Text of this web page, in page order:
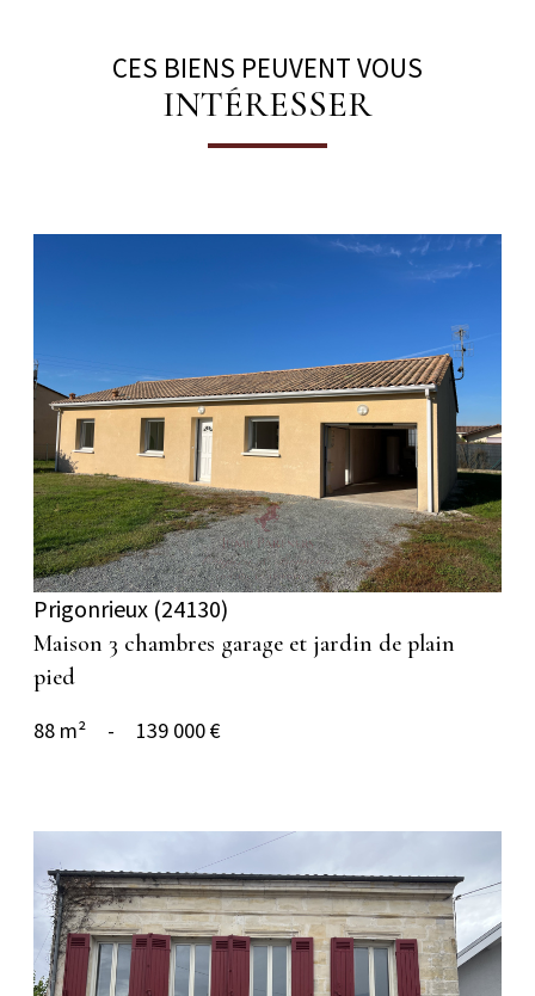
CES BIENS PEUVENT VOUS
INTÉRESSER
voir le bien
Prigonrieux (24130)
Maison 3 chambres garage et jardin de plain
pied
88 m² - 139 000 €